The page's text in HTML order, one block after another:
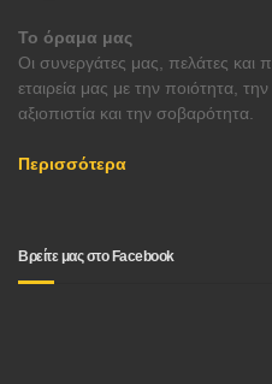
Το όραμα μας
Οι συνεργάτες μας, πελάτες και
εταιρεία μας με την ποιότητα,
αξιοπιστία και την σοβαρότητα.
Περισσότερα
Βρείτε μας στο Facebook